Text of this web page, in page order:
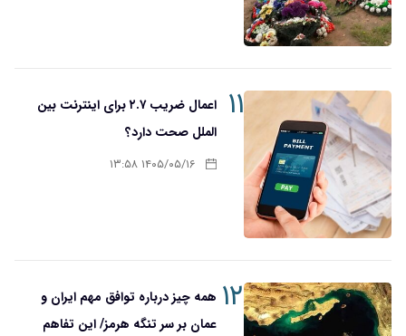
۱۱
اعمال ضریب ۲.۷ برای اینترنت بین
الملل صحت دارد؟
۱۴۰۵/۰۵/۱۶ ۱۳:۵۸
۱۲ همه چیز درباره توافق مهم ایران و
عمان بر سر تنگه هرمز/ این تفاهم